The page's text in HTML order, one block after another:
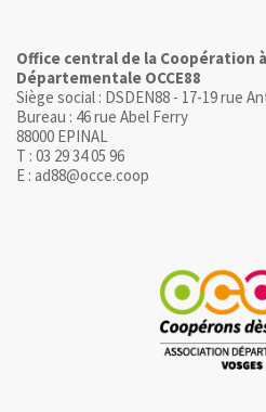
Office central de la Coopération
Départementale OCCE88
Siège social : DSDEN88 - 17-19 rue
Bureau : 46 rue Abel Ferry
88000 EPINAL
T : 03 29 34 05 96
E : ad88@occe.coop